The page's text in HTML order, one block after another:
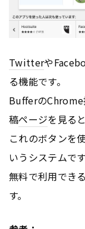
Twitterや
る機能です。
BufferのChrome
稿ページを見る
これのボタンを
いうシステムです
無料で利用でき
す。